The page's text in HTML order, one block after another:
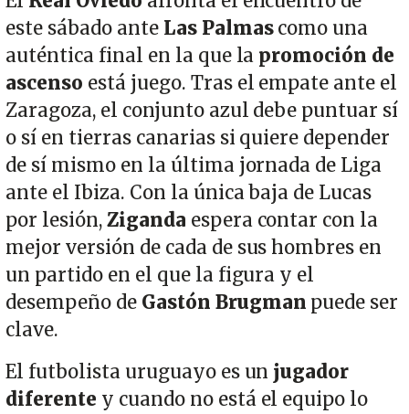
este sábado ante Las Palmascomo una
auténtica final en la que la promoción de
ascenso está juego. Tras el empate ante el
Zaragoza, el conjunto azul debe puntuar sí
o sí en tierras canarias si quiere depender
de sí mismo en la última jornada de Liga
ante el Ibiza. Con la única baja de Lucas
por lesión,Ziganda espera contar con la
mejor versión de cada de sus hombres en
un partido en el que la figura y el
desempeño de Gastón Brugman puede ser
clave.
El futbolista uruguayo es un jugador
diferente y cuando no está el equipo lo